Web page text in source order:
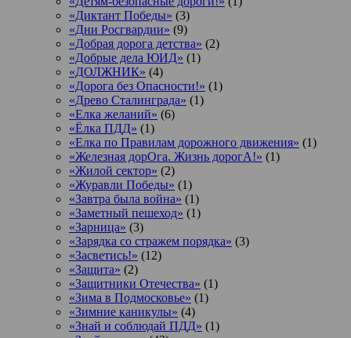
«Диктант Победы» (3)
«Дни Росгвардии» (9)
«Добрая дорога детства» (2)
«Добрые дела ЮИД» (1)
«ДОЛЖНИК» (4)
«Дорога без Опасности!» (1)
«Древо Сталинграда» (1)
«Елка желаний» (6)
«Ёлка ПДД» (1)
«Елка по Правилам дорожного движения» (1)
«Железная дорОга. Жизнь дорогА!» (1)
«Жилой сектор» (2)
«Журавли Победы» (1)
«Завтра была война» (1)
«Заметный пешеход» (1)
«Зарница» (3)
«Зарядка со стражем порядка» (3)
«Засветись!» (12)
«Защита» (2)
«Защитники Отечества» (1)
«Зима в Подмосковье» (1)
«Зимние каникулы» (4)
«Знай и соблюдай ПДД» (1)